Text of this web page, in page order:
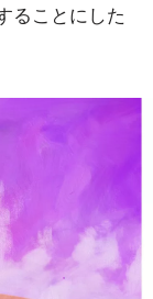
ることにした